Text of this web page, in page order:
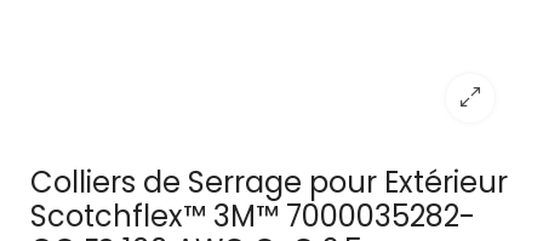
Colliers de Serrage pour Extérieur
Scotchflex™ 3M™ 7000035282-